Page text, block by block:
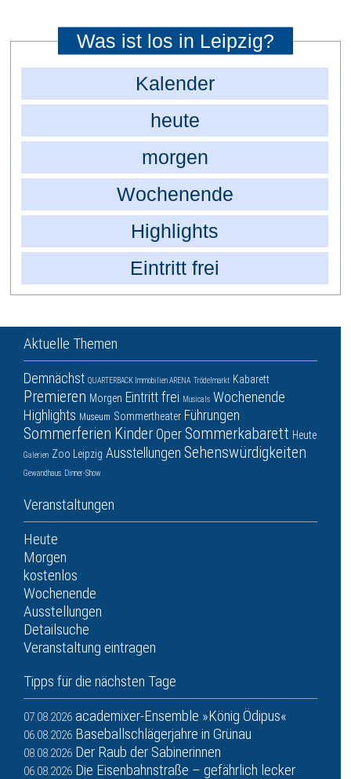
Was ist los in Leipzig?
Kalender
heute
morgen
Wochenende
Highlights
Eintritt frei
Aktuelle Themen
Demnächst QUARTERBACK Immobilien ARENA Trödelmarkt Kabarett
Premieren Morgen Eintritt frei Musicals Wochenende
Highlights Museum Sommertheater Führungen
Sommerferien Kinder OperSommerkabarett Heute
Galerien Zoo Leipzig Ausstellungen Sehenswürdigkeiten
Gewandhaus Dinner-Show
Veranstaltungen
Heute
Morgen
kostenlos
Wochenende
Ausstellungen
Detailsuche
Veranstaltung eintragen
Tipps für die nächsten Tage
07.08.2026 academixer-Ensemble »König Ödipus«
06.08.2026 Baseballschlägerjahre in Grünau
08.08.2026 Der Raub der Sabinerinnen
06.08.2026 Die Eisenbahnstraße – gefährlich lecker